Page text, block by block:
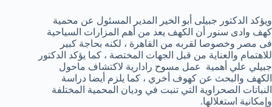
ويؤكد الدكتور جبيلى أبو الخير المدير المسئول عن محمية
كهف وادى سنور أن الكهف يعد من أهم المزارات السياحية
فى مصر وخصوصا لقربه من القاهرة ، لكنه بحاجة كبير
للاهتمام والعناية من قبل الجهات المختصة ، كما يؤكد الدكتور
جبيلي علي أهمية عمل مسوح رادارية لاكتشاف ماحول
الكهف والبحث عن كهوف أخري ، كما يلزم أيضا دراسة
النباتات الصحراوية التي تنبت في وديان المحمية المختلفة
وإمكانية استغلالها.